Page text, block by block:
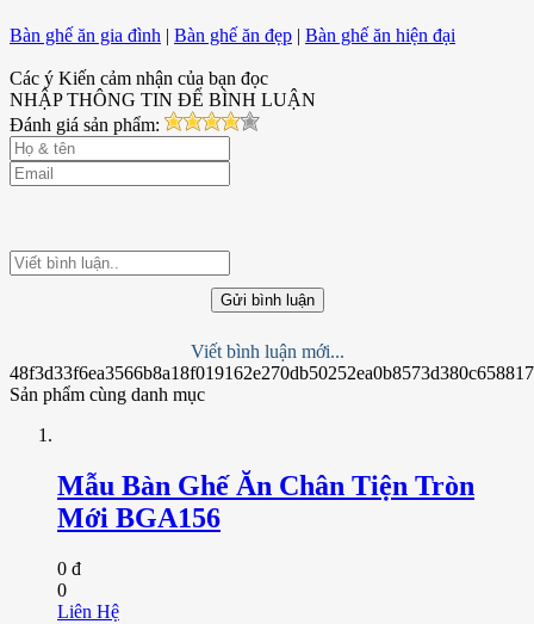
Bàn ghế ăn gia đình | Bàn ghế ăn đẹp | Bàn ghế ăn hiện đại
Các ý Kiến cảm nhận của bạn đọc
NHẬP THÔNG TIN ĐỂ BÌNH LUẬN
Đánh giá sản phẩm:
Gửi bình luận
Viết bình luận mới...
Sản phẩm cùng danh mục
Mẫu Bàn Ghế Ăn Chân Tiện Tròn
Mới BGA156
0 đ
0
Liên Hệ